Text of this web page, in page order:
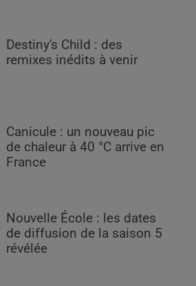
Destiny's Child : des
remixes inédits à venir
Canicule : un nouveau pic
de chaleur à 40 °C arrive en
France
Nouvelle École : les dates
de diffusion de la saison 5
révélée